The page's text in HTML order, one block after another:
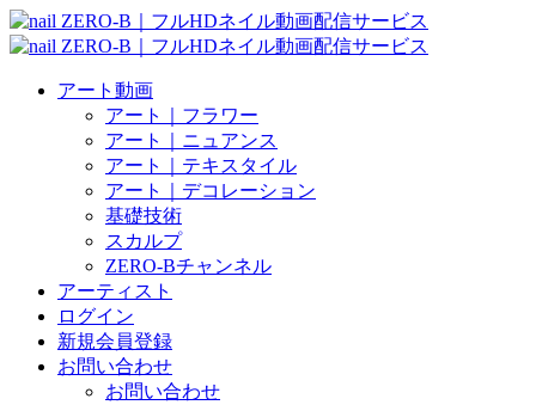
アート動画
アート｜フラワー
アート｜ニュアンス
アート｜テキスタイル
アート｜デコレーション
基礎技術
スカルプ
ZERO-Bチャンネル
アーティスト
ログイン
新規会員登録
お問い合わせ
お問い合わせ